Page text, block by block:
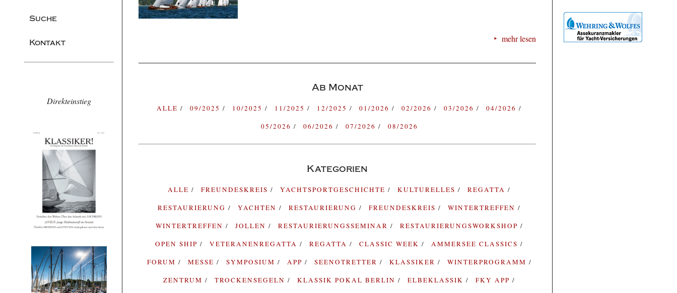
Suche
Kontakt
Direkteinstieg
mehr lesen
Ab Monat
ALLE 09/2025 10/2025 11/2025 12/2025 01/2026 02/2026 03/2026
04/2026
05/2026
06/2026 07/2026 08/2026
Kategorien
ALLE FREUNDESKREIS YACHTSPORTGESCHICHTE KULTURELLES
REGATTA
RESTAURIERUNG
YACHTEN RESTAURIERUNG FREUNDESKREIS
WINTERTREFFEN
WINTERTREFFEN
JOLLEN RESTAURIERUNGSSEMINAR
RESTAURIERUNGSWORKSHOP
OPEN SHIP
VETERANENREGATTA REGATTA CLASSIC WEEK
AMMERSEE CLASSICS
FORUM
MESSE SYMPOSIUM APP SEENOTRETTER KLASSIKER
WINTERPROGRAMM
ZENTRUM
TROCKENSEGELN KLASSIK POKAL BERLIN ELBEKLASSIK
FKY APP